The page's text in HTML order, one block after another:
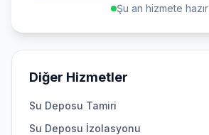
Şu an hizmete hazır
Diğer Hizmetler
Su Deposu Tamiri
Su Deposu İzolasyonu